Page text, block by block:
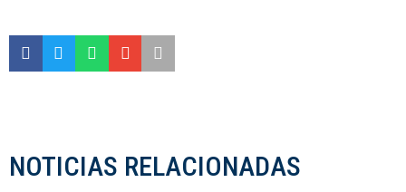
NOTICIAS RELACIONADAS